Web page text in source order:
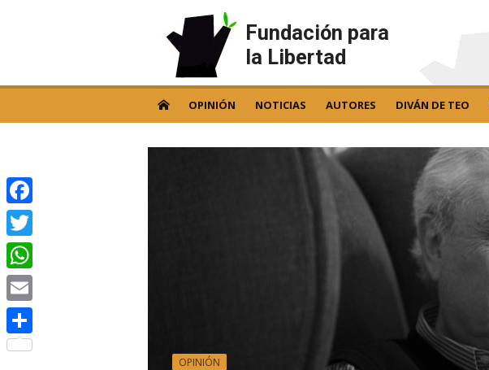
Fundación para
la Libertad
OPINIÓN NOTICIAS AUTORES DIVÁN DE TEO
OPINIÓN
Facebook
Twitter
WhatsApp
Email
Compartir